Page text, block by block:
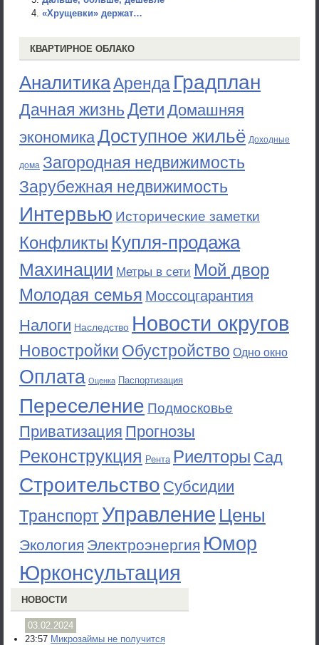
«Хрущевки» держат…
КВАРТИРНОЕ ОБЛАКО
АналитикаАренда Градплан
Дачная жизньДети Домашняя
экономикаДоступное жильё Доходные
дома Загородная недвижимость
Зарубежная недвижимость
Интервью Исторические заметки
Конфликты Купля-продажа
Махинации Метры в сети Мой двор
Молодая семья Моссоцгарантия
Налоги Наследство Новости округов
Новостройки Обустройство Одно окно
Оплата Оценка Паспортизация
Переселение Подмосковье
Приватизация Прогнозы
Реконструкция Рента Риелторы Сад
Строительство Субсидии
ТранспортУправление Цены
Экология Электроэнергия Юмор
Юрконсультация
НОВОСТИ
03.02.2024
23:57 Микрозаймы не получится